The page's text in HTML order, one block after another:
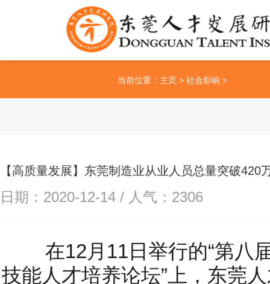
当前位置： 主页 > 社会影响 >
【高质量发展】东莞制造业从业人员总量突破420
日期：2020-12-14 / 人气： 2306
在12月11日举行的“第八
技能人才培养论坛”上，东莞